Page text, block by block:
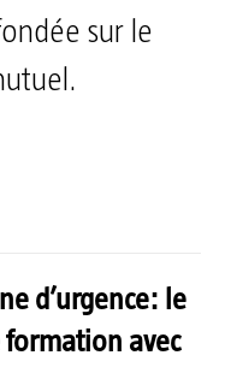
sur le
d’urgence: le
formation avec